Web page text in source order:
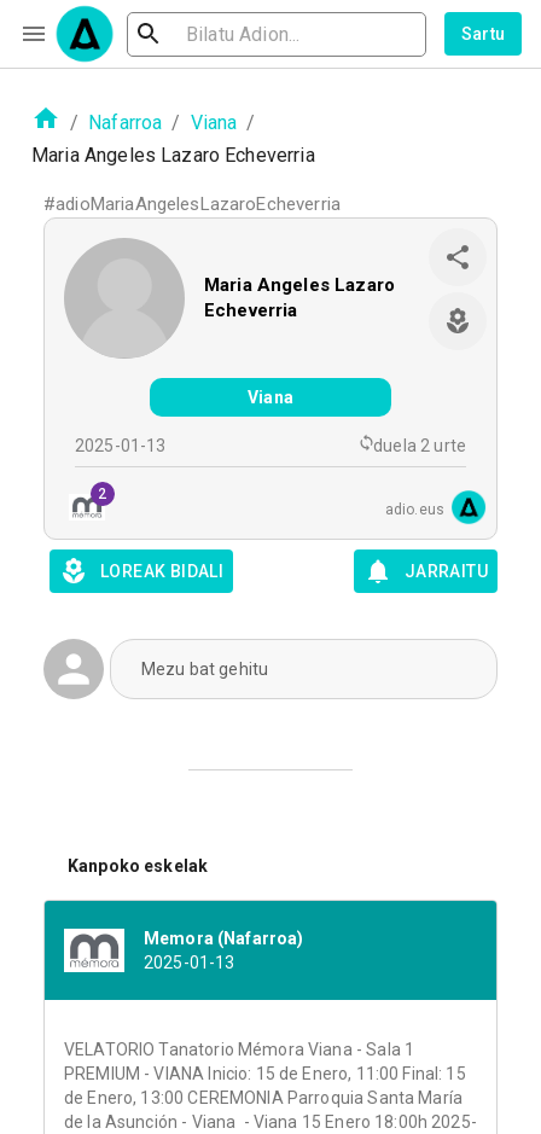
Sartu
/ Nafarroa / Viana /
Maria Angeles Lazaro Echeverria
#adioMariaAngelesLazaroEcheverria
Maria Angeles Lazaro
Echeverria
Viana
2025-01-13 duela 2 urte
2
adio.eus
LOREAK BIDALI JARRAITU
Mezu bat gehitu
Kanpoko eskelak
Memora (Nafarroa)
2025-01-13
VELATORIO Tanatorio Mémora Viana - Sala 1
PREMIUM - VIANA Inicio: 15 de Enero, 11:00 Final: 15
de Enero, 13:00 CEREMONIA Parroquia Santa María
de la Asunción - Viana - Viana 15 Enero 18:00h 2025-